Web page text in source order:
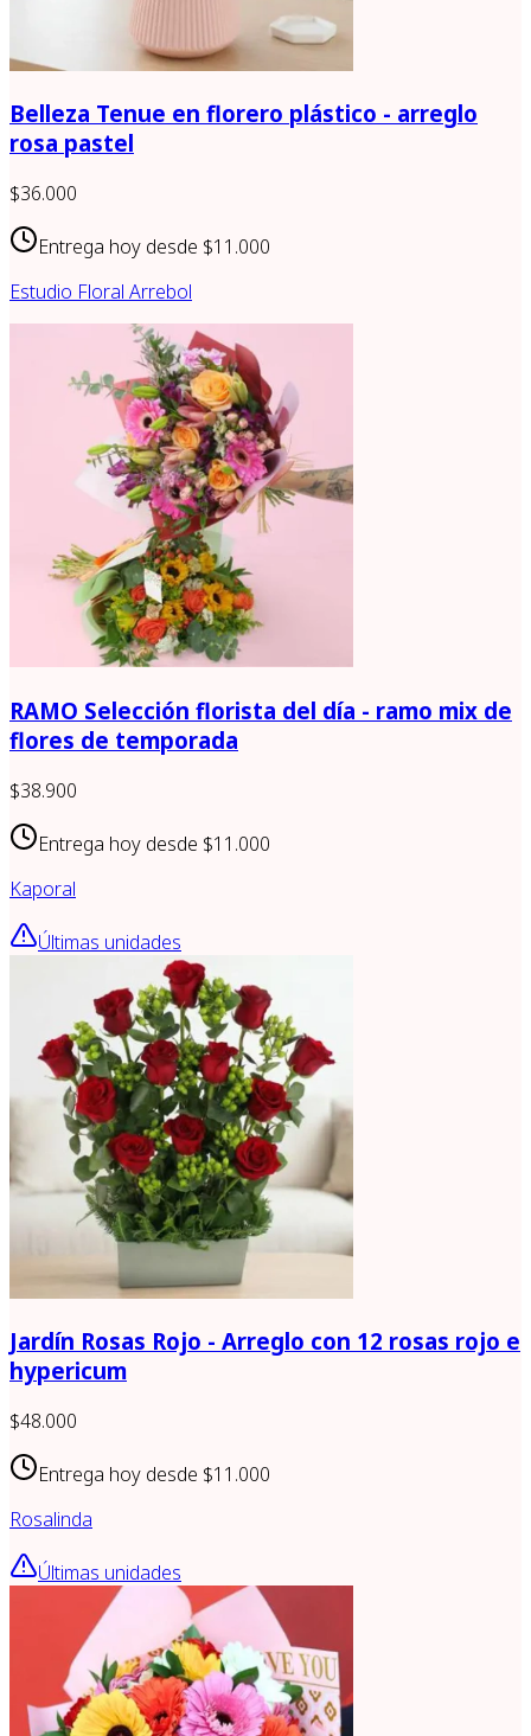
Belleza Tenue en florero plástico - arreglo
rosa pastel
$36.000
Entrega hoy desde $11.000
Estudio Floral Arrebol
RAMO Selección florista del día - ramo mix de
flores de temporada
$38.900
Entrega hoy desde $11.000
Kaporal
Últimas unidades
Jardín Rosas Rojo - Arreglo con 12 rosas rojo e
hypericum
$48.000
Entrega hoy desde $11.000
Rosalinda
Últimas unidades